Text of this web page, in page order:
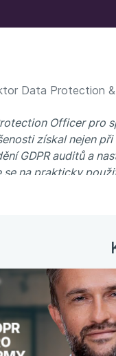
Data Protection
Officer pro
získal nejen
GDPR auditů a
se na prakticky